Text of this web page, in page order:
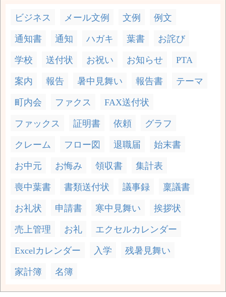
ビジネス メール文例 文例 例文
通知書 通知 ハガキ 葉書 お詫び
学校 送付状 お祝い お知らせ PTA
案内 報告 暑中見舞い 報告書 テーマ
町内会 ファクス FAX送付状
ファックス 証明書 依頼 グラフ
クレーム フロー図 退職届 始末書
お中元 お悔み 領収書 集計表
喪中葉書 書類送付状 議事録 稟議書
お礼状 申請書 寒中見舞い 挨拶状
売上管理 お礼 エクセルカレンダー
Excelカレンダー 入学 残暑見舞い
家計簿 名簿